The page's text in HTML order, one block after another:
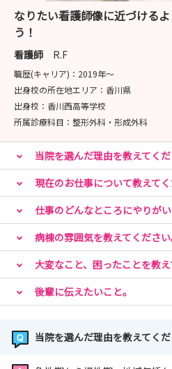
🌸気の知れた友人と参加しぶっ
🌸実際に見学して病棟の雰囲
当院は入職前から1人1人の不安
い環境を目指しています‼
沢山のご参加をお待ちしています
なりたい看護師像に近づける
う！
看護師 R.F
職歴(キャリア)： 2019年〜
出身校の所在地エリア： 香川県
出身校： 香川西高等学校
所属診療科目： 整形外科・形成外科
当院を選んだ理由を教えてくだ
現在のお仕事について教えてく
仕事のどんなところにやりがい
病棟の雰囲気を教えてくだ
大変なこと、困ったことを教え
後輩に伝えたいこと。
当院を選んだ理由を教えてくだ